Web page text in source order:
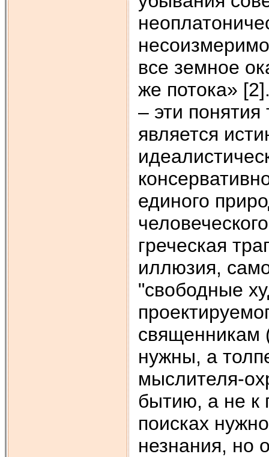
все земное
же потока»
– эти
является
единого
греческая
иллюзия,
"свободные
священникам
нужны, а
мыслителя-
бытию, а не
поисках
незнания, но